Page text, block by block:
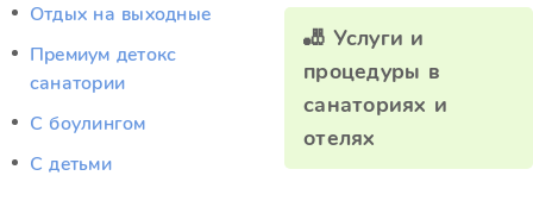
Отдых на выходные
Премиум детокс
санатории
С боулингом
С детьми
🎳 Услуги и
процедуры в
санаториях и
отелях